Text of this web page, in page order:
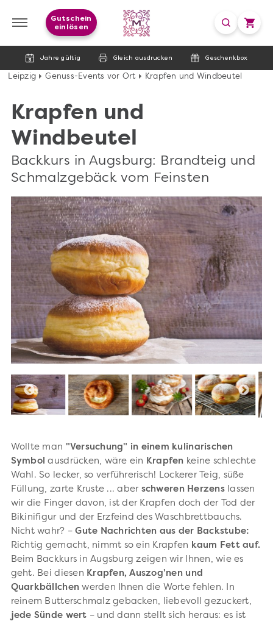
Jahre gültig Gleich ausdrucken Geschenkbox
Gutschein
einlösen
Leipzig Genuss-Events vor Ort Krapfen und Windbeutel
Krapfen und
Windbeutel
Backkurs in Augsburg: Brandteig und
Schmalzgebäck vom Feinsten
Wollte man "Versuchung" in einem kulinarischen
Symbol ausdrücken, wäre ein Krapfen keine schlechte
Wahl. So lecker, so verführerisch! Lockerer Teig, süße
Füllung, zarte Kruste ... aber schweren Herzenslassen
wir die Finger davon, ist der Krapfen doch der Tod der
Bikinifigur und der Erzfeind des Waschbrettbauchs.
Nicht wahr? –Gute Nachrichten aus der Backstube:
Richtig gemacht, nimmt so ein Krapfen kaum Fett auf.
Beim Backkurs in Augsburg zeigen wir Ihnen, wie es
geht. Bei diesen Krapfen, Auszog'nen und
Quarkbällchen werden Ihnen die Worte fehlen. In
reinem Butterschmalz gebacken, liebevoll gezuckert,
jede Sünde wert – und dann stellt sich heraus: es ist